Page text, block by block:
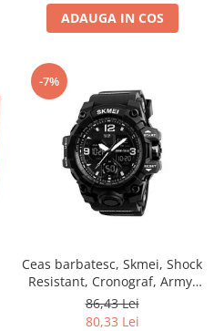
ADAUGA IN COS
-7%
Ceas barbatesc, Skmei, Shock
Resistant, Cronograf, Army,
Militar, Sport, Digital,
Rezistent la apa si socuri
86,43 Lei
80,33 Lei